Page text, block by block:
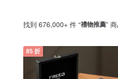
找到 676,000+ 件 “禮物推薦”
85 折